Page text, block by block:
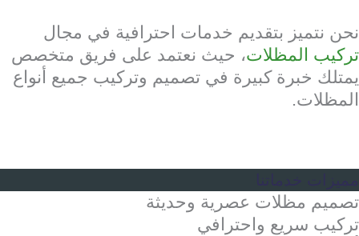
نحن نتميز بتقديم خدمات احترافية في مجال
تركيب المظلات، حيث نعتمد على فريق متخصص
يمتلك خبرة كبيرة في تصميم وتركيب جميع أنواع
المظلات.
تصميم مظلات عصرية وحديثة
تركيب سريع واحترافي